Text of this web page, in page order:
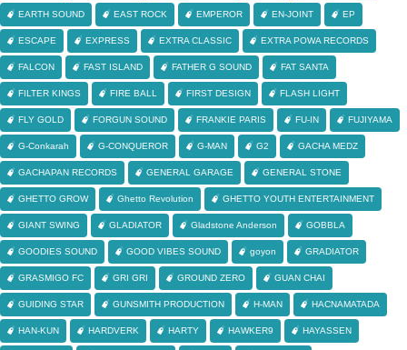
EARTH SOUND EAST ROCK EMPEROR EN-JOINT EP
ESCAPE EXPRESS EXTRA CLASSIC EXTRA POWA RECORDS
FALCON FAST ISLAND FATHER G SOUND FAT SANTA
FILTER KINGS FIRE BALL FIRST DESIGN FLASH LIGHT
FLY GOLD FORGUN SOUND FRANKIE PARIS FU-IN FUJIYAMA
G-Conkarah G-CONQUEROR G-MAN G2 GACHA MEDZ
GACHAPAN RECORDS GENERAL GARAGE GENERAL STONE
GHETTO GROW Ghetto Revolution GHETTO YOUTH ENTERTAINMENT
GIANT SWING GLADIATOR Gladstone Anderson GOBBLA
GOODIES SOUND GOOD VIBES SOUND goyon GRADIATOR
GRASMIGO FC GRI GRI GROUND ZERO GUAN CHAI
GUIDING STAR GUNSMITH PRODUCTION H-MAN HACNAMATADA
HAN-KUN HARDVERK HARTY HAWKER9 HAYASSEN